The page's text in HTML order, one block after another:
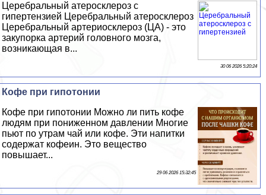
Церебральный атеросклероз с
гипертензией Церебральный атеросклероз
Церебральный артериосклероз (ЦА) - это
закупорка артерий головного мозга,
возникающая в...
30 06 2026 5:20:24
Кофе при гипотонии
Кофе при гипотонии Можно ли пить кофе
людям при пониженном давлении Многие
пьют по утрам чай или кофе. Эти напитки
содержат кофеин. Это вещество
повышает...
29 06 2026 15:32:45